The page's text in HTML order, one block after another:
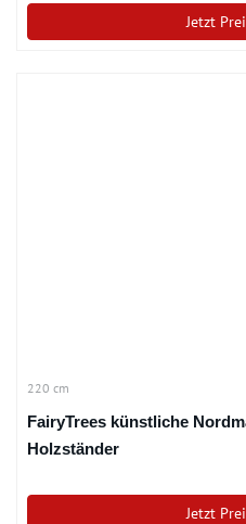
Jetzt
220 cm
FairyTrees künstliche
Holzständer
Jetzt